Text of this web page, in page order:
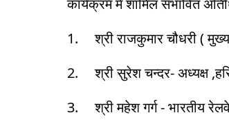
कार्यक्रम में शामिल संभावित
1.
श्री राजकुमार चौधरी (
2.
श्री सुरेश चन्दर- अध्यक्ष
3.
श्री महेश गर्ग - भारतीय